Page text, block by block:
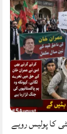
کا پولیس رویے